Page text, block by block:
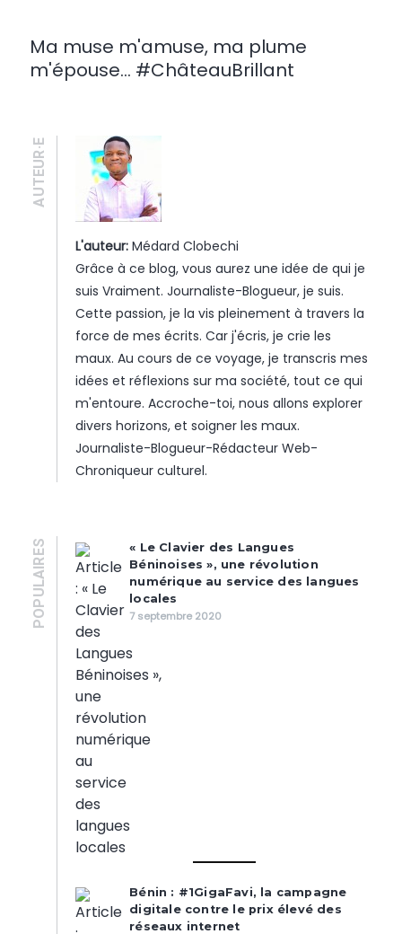
Ma muse m'amuse, ma plume
m'épouse... #ChâteauBrillant
AUTEUR·E
L'auteur: Médard Clobechi
Grâce à ce blog, vous aurez une idée de qui je
suis Vraiment. Journaliste-Blogueur, je suis.
Cette passion, je la vis pleinement à travers la
force de mes écrits. Car j'écris, je crie les
maux. Au cours de ce voyage, je transcris mes
idées et réflexions sur ma société, tout ce qui
m'entoure. Accroche-toi, nous allons explorer
divers horizons, et soigner les maux.
Journaliste-Blogueur-Rédacteur Web-
Chroniqueur culturel.
POPULAIRES
« Le Clavier des Langues
Béninoises », une révolution
numérique au service des langues
locales
7 septembre 2020
Bénin : #1GigaFavi, la campagne
digitale contre le prix élevé des
réseaux internet